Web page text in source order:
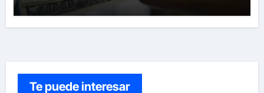
Te puede interesar